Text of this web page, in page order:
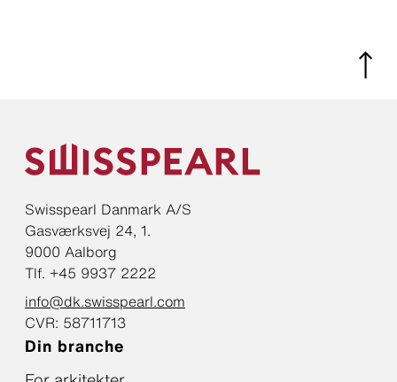
Swisspearl Danmark A/S
Gasværksvej 24, 1.
9000 Aalborg
Tlf. +45 9937 2222
info@dk.swisspearl.com
CVR: 58711713
Din branche